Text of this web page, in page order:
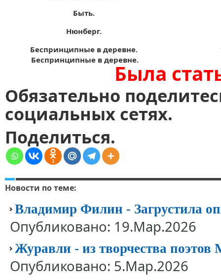
Быть.
Нюнберг.
Беспринципные в деревне.
Беспринципные в деревне.
Была
Обязательно
социальных сетях.
Поделиться.
1
Новости по теме:
Владимир Филин - Загрустила
Опубликовано: 19.Мар.2026
Журавли - из творчества поэтов
Опубликовано: 5.Мар.2026